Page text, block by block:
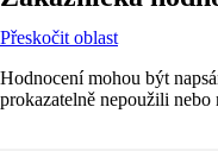
Přeskočit oblast
Hodnocení mohou být
prokazatelně nepoužili nebo